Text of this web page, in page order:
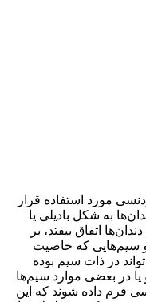
مورد استفاده قرار
به شکل بادیلی یا
اتفاق بیفتد، بر
سیم‌هایی که خاصیت
در ذات سیم بوده
در بعضی موارد سیم‌ها
فرم داده شوند که این